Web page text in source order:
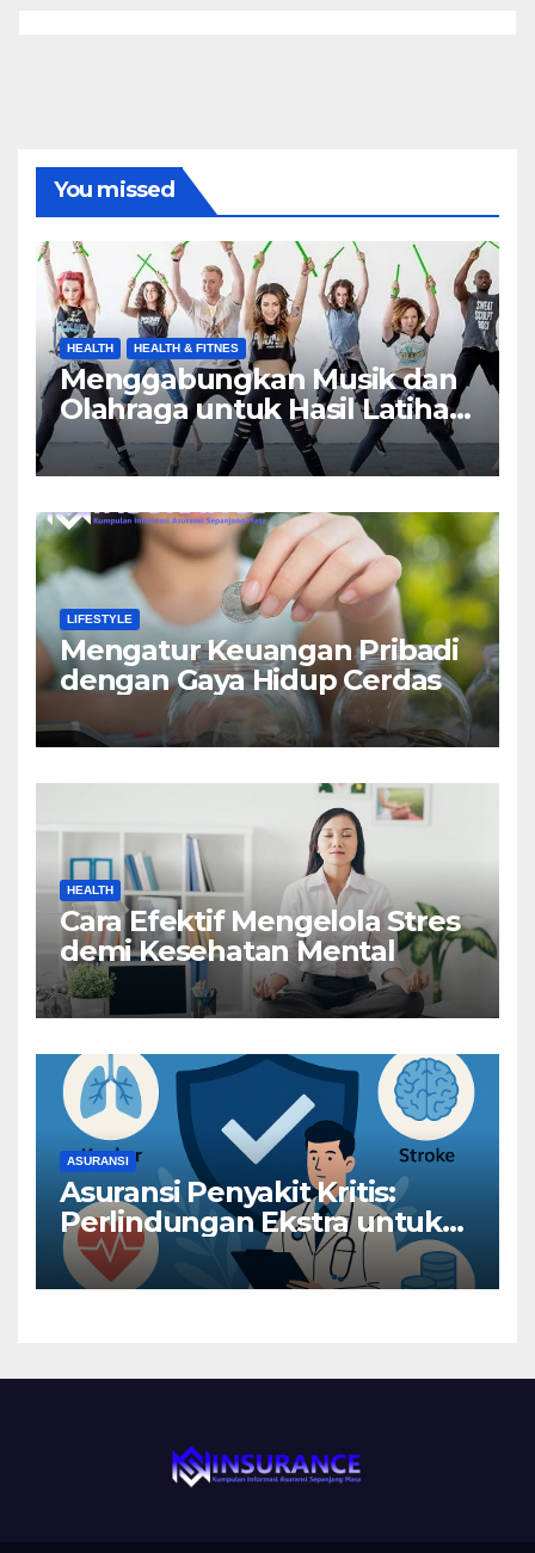
You missed
HEALTH HEALTH & FITNES
Menggabungkan Musik dan
Olahraga untuk Hasil Latihan
yang Maksimal
LIFESTYLE
Mengatur Keuangan Pribadi
dengan Gaya Hidup Cerdas
HEALTH
Cara Efektif Mengelola Stres
demi Kesehatan Mental
ASURANSI
Asuransi Penyakit Kritis:
Perlindungan Ekstra untuk
Risiko Besar